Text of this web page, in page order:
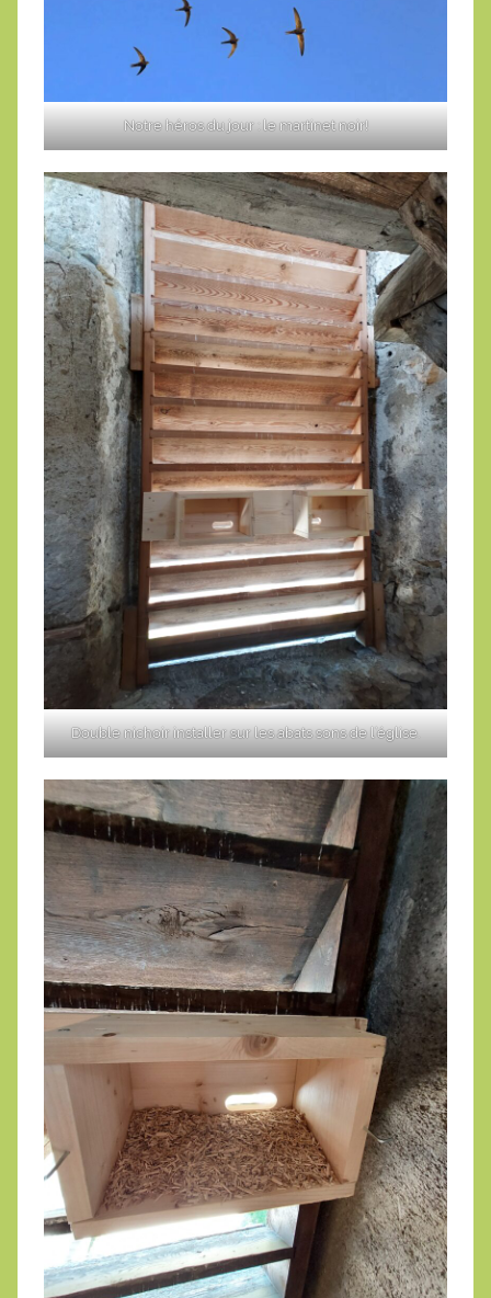
Notre héros du jour : le martinet noir!
Double nichoir installer sur les abats sons de l’église.